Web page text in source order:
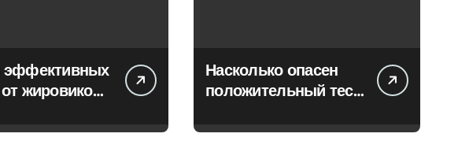
эффективных
жировиков
Насколько опасен
положительный тест